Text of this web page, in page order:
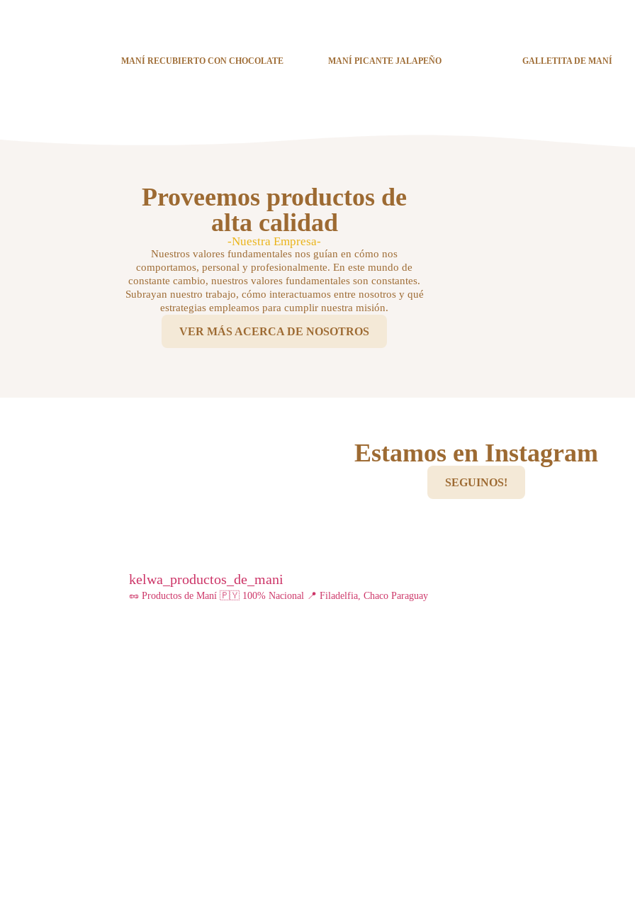
MANÍ RECUBIERTO CON CHOCOLATE MANÍ PICANTE JALAPEÑO GALLETITA DE MANÍ
Proveemos productos de
alta calidad
-Nuestra Empresa-
Nuestros valores fundamentales nos guían en cómo nos
comportamos, personal y profesionalmente. En este mundo de
constante cambio, nuestros valores fundamentales son constantes.
Subrayan nuestro trabajo, cómo interactuamos entre nosotros y qué
estrategias empleamos para cumplir nuestra misión.
VER MÁS ACERCA DE NOSOTROS
Estamos en Instagram
SEGUINOS!
kelwa_productos_de_mani
🥜 Productos de Maní 🇵🇾 100% Nacional 📍 Filadelfia, Chaco Paraguay